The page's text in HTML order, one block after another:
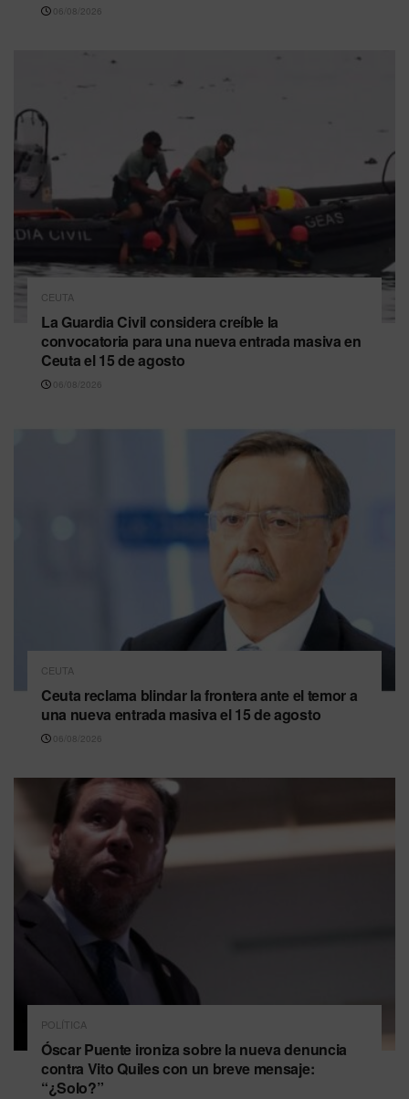
06/08/2026
CEUTA
La Guardia Civil considera creíble la
convocatoria para una nueva entrada masiva en
Ceuta el 15 de agosto
06/08/2026
CEUTA
Ceuta reclama blindar la frontera ante el temor a
una nueva entrada masiva el 15 de agosto
06/08/2026
POLÍTICA
Óscar Puente ironiza sobre la nueva denuncia
contra Vito Quiles con un breve mensaje:
“¿Solo?”